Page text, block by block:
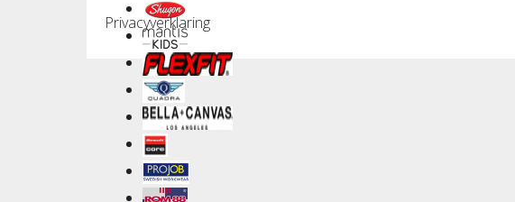
Privacyverklaring